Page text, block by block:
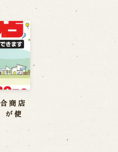
商店
が使